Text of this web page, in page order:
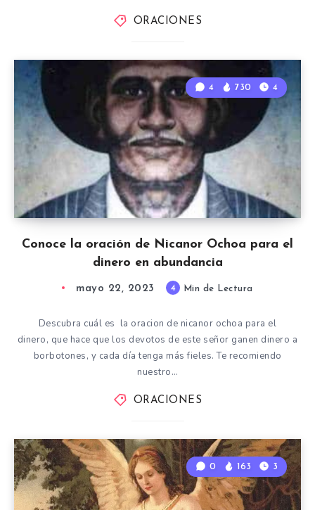
ORACIONES
Conoce la oración de Nicanor Ochoa para el
dinero en abundancia
4 730 4
mayo 22, 2023 4 Min de Lectura
Descubra cuál es la oracion de nicanor ochoa para el
dinero, que hace que los devotos de este señor ganen dinero a
borbotones, y cada día tenga más fieles. Te recomiendo
nuestro…
ORACIONES
0 163 3